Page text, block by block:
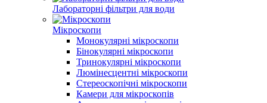
Лабораторні фільтри для води
Мікроскопи
Монокулярні мікроскопи
Бінокулярні мікроскопи
Тринокулярні мікроскопи
Люмінесцентні мікроскопи
Стереоскопічні мікроскопи
Камери для мікроскопів